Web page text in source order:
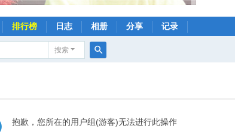
排行榜 日志 相册 分享 记录
搜索
抱歉，您所在的用户组(游客)无法进行此操作